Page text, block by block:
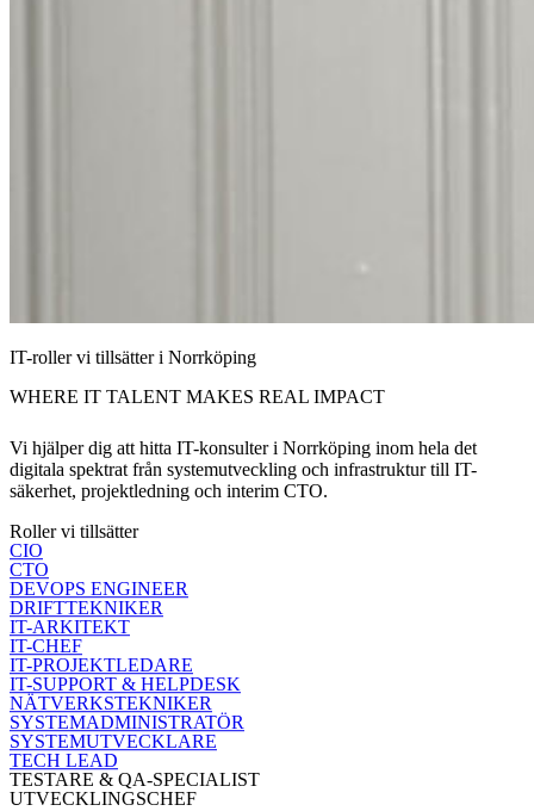
IT-roller vi tillsätter i Norrköping
WHERE IT TALENT MAKES REAL IMPACT
Vi hjälper dig att hitta IT-konsulter i Norrköping inom hela det
digitala spektrat från systemutveckling och infrastruktur till IT-
säkerhet, projektledning och interim CTO.
Roller vi tillsätter
CIO
CTO
DEVOPS ENGINEER
DRIFTTEKNIKER
IT-ARKITEKT
IT-CHEF
IT-PROJEKTLEDARE
IT-SUPPORT & HELPDESK
NÄTVERKSTEKNIKER
SYSTEMADMINISTRATÖR
SYSTEMUTVECKLARE
TECH LEAD
TESTARE & QA-SPECIALIST
UTVECKLINGSCHEF